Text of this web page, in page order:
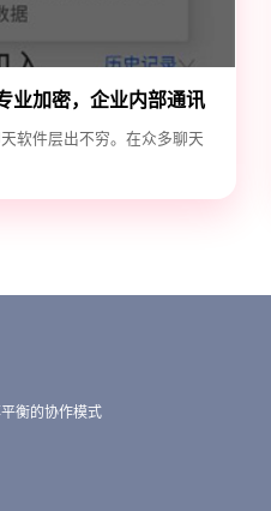
业加密，企业内部通讯
软件层出不穷。在众多聊天
衡的协作模式